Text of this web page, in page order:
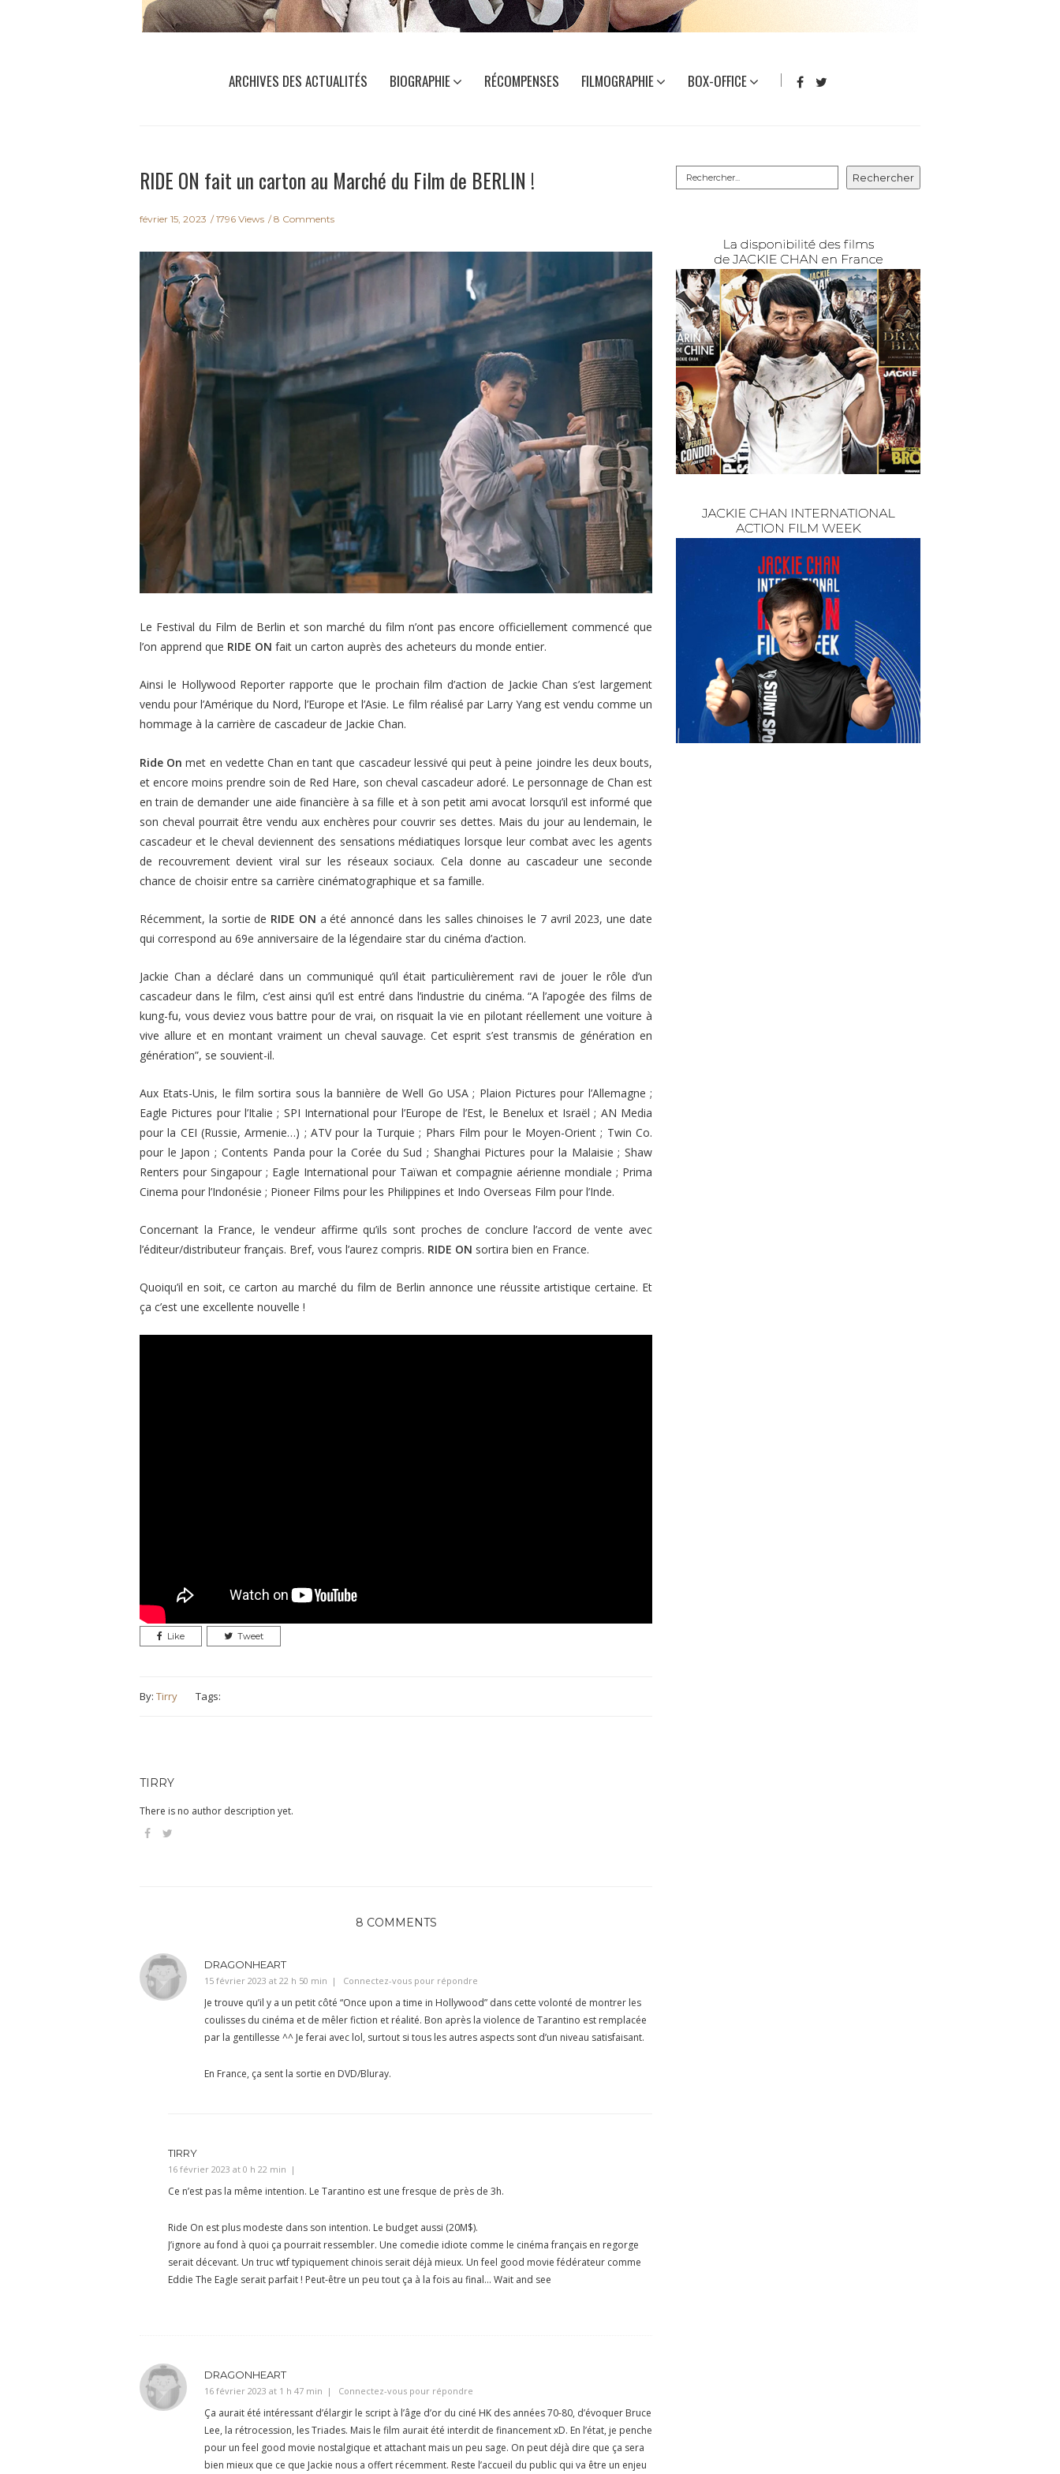
ARCHIVES DES ACTUALITÉS BIOGRAPHIE RÉCOMPENSES FILMOGRAPHIE BOX-OFFICE
RIDE ON fait un carton au Marché du Film de BERLIN !
février 15, 2023 1796 Views 8 Comments
Le Festival du Film de Berlin et son marché du film n’ont pas encore officiellement commencé que
l’on apprend que RIDE ON fait un carton auprès des acheteurs du monde entier.
Ainsi le Hollywood Reporter rapporte que le prochain film d’action de Jackie Chan s’est largement
vendu pour l’Amérique du Nord, l’Europe et l’Asie. Le film réalisé par Larry Yang est vendu comme un
hommage à la carrière de cascadeur de Jackie Chan.
Ride On met en vedette Chan en tant que cascadeur lessivé qui peut à peine joindre les deux bouts,
et encore moins prendre soin de Red Hare, son cheval cascadeur adoré. Le personnage de Chan est
en train de demander une aide financière à sa fille et à son petit ami avocat lorsqu’il est informé que
son cheval pourrait être vendu aux enchères pour couvrir ses dettes. Mais du jour au lendemain, le
cascadeur et le cheval deviennent des sensations médiatiques lorsque leur combat avec les agents
de recouvrement devient viral sur les réseaux sociaux. Cela donne au cascadeur une seconde
chance de choisir entre sa carrière cinématographique et sa famille.
Récemment, la sortie de RIDE ON a été annoncé dans les salles chinoises le 7 avril 2023, une date
qui correspond au 69e anniversaire de la légendaire star du cinéma d’action.
Jackie Chan a déclaré dans un communiqué qu’il était particulièrement ravi de jouer le rôle d’un
cascadeur dans le film, c’est ainsi qu’il est entré dans l’industrie du cinéma.“A l’apogée des films de
kung-fu, vous deviez vous battre pour de vrai, on risquait la vie en pilotant réellement une voiture à
vive allure et en montant vraiment un cheval sauvage. Cet esprit s’est transmis de génération en
génération”, se souvient-il.
Aux Etats-Unis, le film sortira sous la bannière de Well Go USA ; Plaion Pictures pour l’Allemagne ;
Eagle Pictures pour l’Italie ; SPI International pour l’Europe de l’Est, le Benelux et Israël ; AN Media
pour la CEI (Russie, Armenie…) ; ATV pour la Turquie ; Phars Film pour le Moyen-Orient ; Twin Co.
pour le Japon ; Contents Panda pour la Corée du Sud ; Shanghai Pictures pour la Malaisie ; Shaw
Renters pour Singapour ; Eagle International pour Taïwan et compagnie aérienne mondiale ; Prima
Cinema pour l’Indonésie ; Pioneer Films pour les Philippines et Indo Overseas Film pour l’Inde.
Concernant la France, le vendeur affirme qu’ils sont proches de conclure l’accord de vente avec
l’éditeur/distributeur français. Bref, vous l’aurez compris. RIDE ON sortira bien en France.
Quoiqu’il en soit, ce carton au marché du film de Berlin annonce une réussite artistique certaine. Et
ça c’est une excellente nouvelle !
Like Tweet
By: Tirry Tags:
TIRRY
There is no author description yet.
8 COMMENTS
DRAGONHEART
15 février 2023 at 22 h 50 min Connectez-vous pour répondre
Je trouve qu’il y a un petit côté “Once upon a time in Hollywood” dans cette volonté de montrer les
coulisses du cinéma et de mêler fiction et réalité. Bon après la violence de Tarantino est remplacée
par la gentillesse ^^ Je ferai avec lol, surtout si tous les autres aspects sont d’un niveau satisfaisant.
En France, ça sent la sortie en DVD/Bluray.
TIRRY
16 février 2023 at 0 h 22 min
Ce n’est pas la même intention. Le Tarantino est une fresque de près de 3h.
Ride On est plus modeste dans son intention. Le budget aussi (20M$).
J’ignore au fond à quoi ça pourrait ressembler. Une comedie idiote comme le cinéma français en regorge
serait décevant. Un truc wtf typiquement chinois serait déjà mieux. Un feel good movie fédérateur comme
Eddie The Eagle serait parfait ! Peut-être un peu tout ça à la fois au final… Wait and see
DRAGONHEART
16 février 2023 at 1 h 47 min Connectez-vous pour répondre
Ça aurait été intéressant d’élargir le script à l’âge d’or du ciné HK des années 70-80, d’évoquer Bruce
Lee, la rétrocession, les Triades. Mais le film aurait été interdit de financement xD. En l’état, je penche
pour un feel good movie nostalgique et attachant mais un peu sage. On peut déjà dire que ça sera
bien mieux que ce que Jackie nous a offert récemment. Reste l’accueil du public qui va être un enjeu
Rechercher
Rechercher